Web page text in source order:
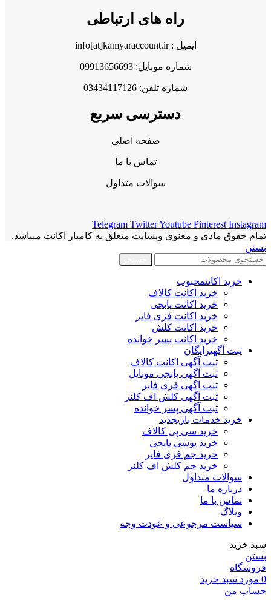
راه های ارتباطی
ایمیل : info[at]kamyaraccount.ir
شماره موبایل: 09913656693
شماره تلفن: 03434117126
دسترسی سریع
صفحه اصلی
تماس با ما
سوالات متداول
Telegram TwitterYoutube Pinterest Instagram
تمام حقوق مادی و معنوی وبسایت متعلق به کامیار اکانت میباشد.
بستن
خرید اکانتمحبوب
خرید اکانت کالاف
خرید اکانت پابجی
خرید اکانت فری فایر
خرید اکانت کلش
خرید اکانت پسر خوانده
ثبت آگهیرایگان
ثبت آگهی اکانت کالاف
ثبت آگهی پابجی موبایل
ثبت اگهی فری فایر
ثبت آگهی کلش اف کلنز
ثبت آگهی پسر خوانده
خرید خدمات بازیجدید
خرید سی پی کالاف
خرید یوسی پابجی
خرید جم فری فایر
خرید جم کلش اف کلنز
سوالات متداول
درباره ما
تماس با ما
وبلاگ
سیاست مرجوعی و عودت وجه
سبد خرید
بستن
فروشگاه
0 مورد سبد خرید
حساب من